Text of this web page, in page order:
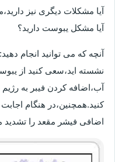
آیا مشکلات دیگری نیز
آیا مشکل یبوست دارید؟
آنچه که می توانید انجام
نشسته اید،سعی کنید از
آب،اضافه کردن فیبر به
کنید.همچنین،در هنگام
اضافی فیشر مقعد را تشدید